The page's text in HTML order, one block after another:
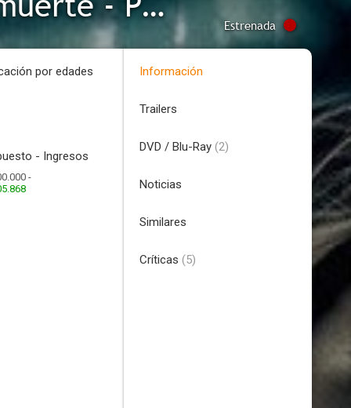
Estrenada
por edades
- Ingresos
-
Información
Trailers
DVD / Blu-Ray (2)
Noticias
Similares
Críticas (5)